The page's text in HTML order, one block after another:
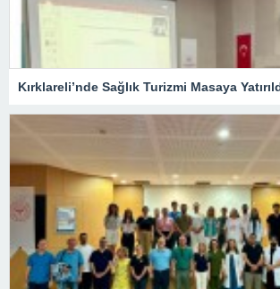
Kırklareli’nde Sağlık Turizmi Masaya